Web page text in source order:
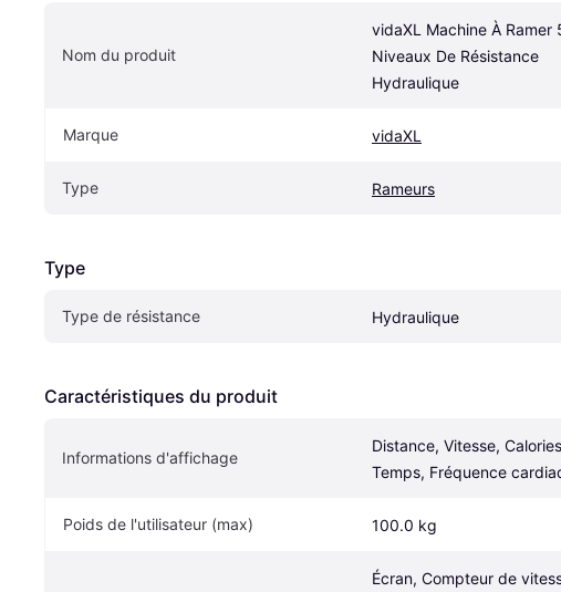
Nom du produit
vidaXL Machine À Ramer
Niveaux De Résistance
Hydraulique
Marque vidaXL
Type Rameurs
Type
Type de résistance Hydraulique
Caractéristiques du produit
Informations d'affichage
Distance, Vitesse,
Temps, Fréquence
Poids de l'utilisateur (max) 100.0 kg
Écran, Compteur de